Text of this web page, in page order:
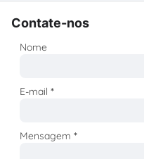
Contate-nos
Nome
E-mail*
Mensagem*